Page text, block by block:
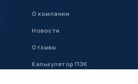
О компании
Новости
Отзывы
Калькулятор ПЭК